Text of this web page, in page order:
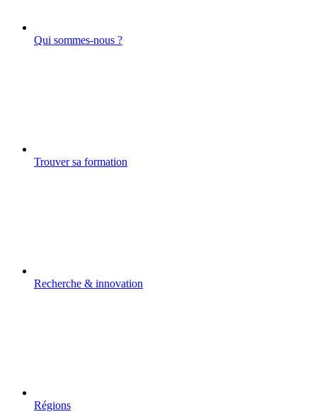
Qui sommes-nous ?
Trouver sa formation
Recherche & innovation
Régions